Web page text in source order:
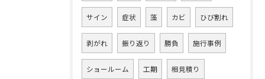
サイン 症状 藻 カビ ひび割れ
剥がれ 振り返り 勝負 施行事例
ショールーム 工期 相見積り